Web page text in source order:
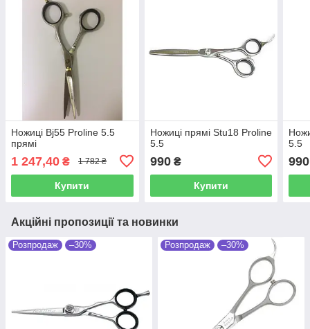
Ножиці Bj55 Proline 5.5
прямі
1 247,40 ₴ 1 782 ₴
Купити
Ножиці прямі Stu18 Proline
5.5
990₴
Купити
5.5
990
Акційні пропозиції та новинки
Розпродаж –30% Розпродаж –30%